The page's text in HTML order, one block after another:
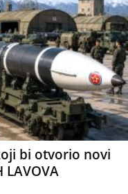
bi otvorio novi
LAVOVA